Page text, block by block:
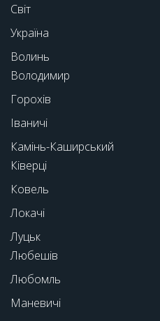
Світ
Україна
Волинь
Володимир
Горохів
Іваничі
Камінь-Каширський
Ківерці
Ковель
Локачі
Луцьк
Любешів
Любомль
Маневичі